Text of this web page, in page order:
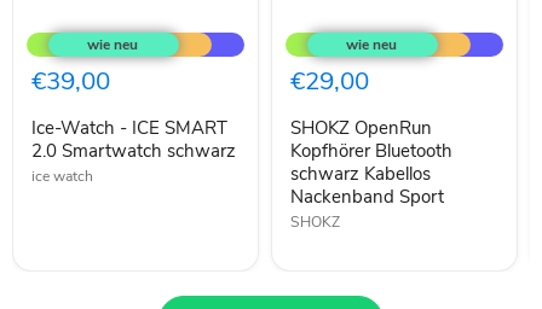
Watch
-
ICE
SMART
Smartwatch
schwarz
€39,00
Ice-Watch - ICE SMART
2.0 Smartwatch schwarz
ice watch
OpenRun
Kopfhörer
Bluetooth
schwarz
Nackenband
Sport
€29,00
SHOKZ OpenRun
Kopfhörer Bluetooth
schwarz Kabellos
Nackenband Sport
SHOKZ